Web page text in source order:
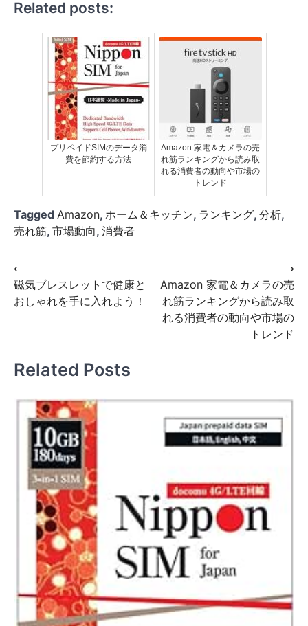
Related posts:
プリペイドSIMのデータ消
費を節約する方法
Amazon 家電＆カメラの売
れ筋ランキングから読み取
れる消費者の動向や市場の
トレンド
Tagged Amazon, ホーム＆キッチン, ランキング, 分析,
売れ筋, 市場動向, 消費者
投
稿
ナ
ー
シ
ョ
⟵
磁気ブレスレットで健康と
おしゃれを手に入れよう！
Amazon 家電＆カメラの売
れ筋ランキングから読み取
れる消費者の動向や市場の
トレンド
⟶
Related Posts